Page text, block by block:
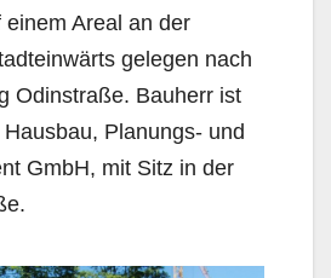
einem Areal an der
gelegen nach
Odinstraße. Bauherr ist
Planungs- und
GmbH, mit Sitz in der